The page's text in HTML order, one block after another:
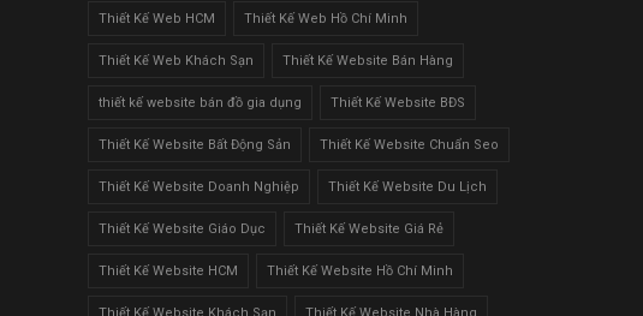
Thiết Kế Web HCM Thiết Kế Web Hồ Chí Minh
Thiết Kế Web Khách Sạn Thiết Kế Website Bán Hàng
thiết kế website bán đồ gia dụng Thiết Kế Website BĐS
Thiết Kế Website Bất Động Sản Thiết Kế Website Chuẩn Seo
Thiết Kế Website Doanh Nghiệp Thiết Kế Website Du Lịch
Thiết Kế Website Giáo Dục Thiết Kế Website Giá Rẻ
Thiết Kế Website HCM Thiết Kế Website Hồ Chí Minh